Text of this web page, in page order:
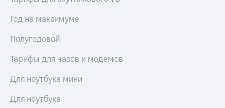
Год на максимуме
Полугодовой
Тарифы для часов и модемов
Для ноутбука мини
Для ноутбука